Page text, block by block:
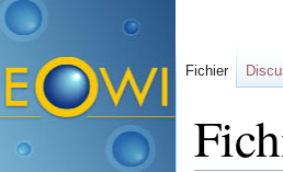
Fichier